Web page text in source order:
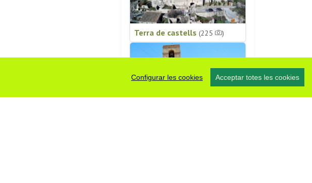
Configurar les cookies Acceptar totes les cookies
Terra de castells (225 )